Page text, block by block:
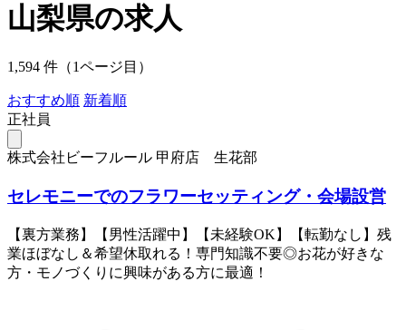
山梨県の求人
1,594 件（1ページ目）
おすすめ順 新着順
正社員
株式会社ビーフルール 甲府店 生花部
セレモニーでのフラワーセッティング・会場設営
【裏方業務】【男性活躍中】【未経験OK】【転勤なし】残
業ほぼなし＆希望休取れる！専門知識不要◎お花が好きな
方・モノづくりに興味がある方に最適！